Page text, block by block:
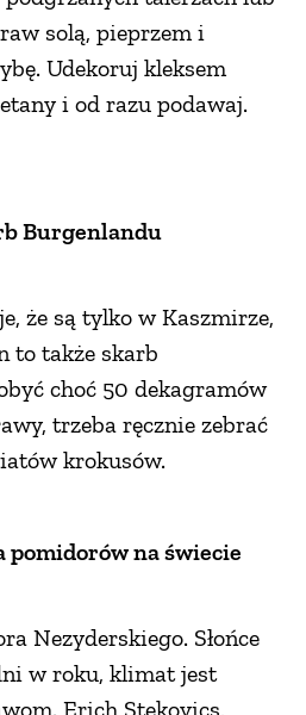
solą, pieprzem i
Udekoruj kleksem
i od razu podawaj.
Burgenlandu
że są tylko w Kaszmirze,
to także skarb
choć 50 dekagramów
trzeba ręcznie zebrać
krokusów.
pomidorów na świecie
Nezyderskiego. Słońce
w roku, klimat jest
Erich Stekovics,